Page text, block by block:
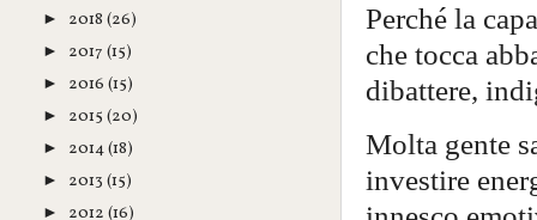
Perché la
che tocca
dibattere,
Molta gente
investire
► 2018 (26)
► 2017 (15)
► 2016 (15)
► 2015 (20)
► 2014(18)
► 2013 (15)
► 2012 (16)